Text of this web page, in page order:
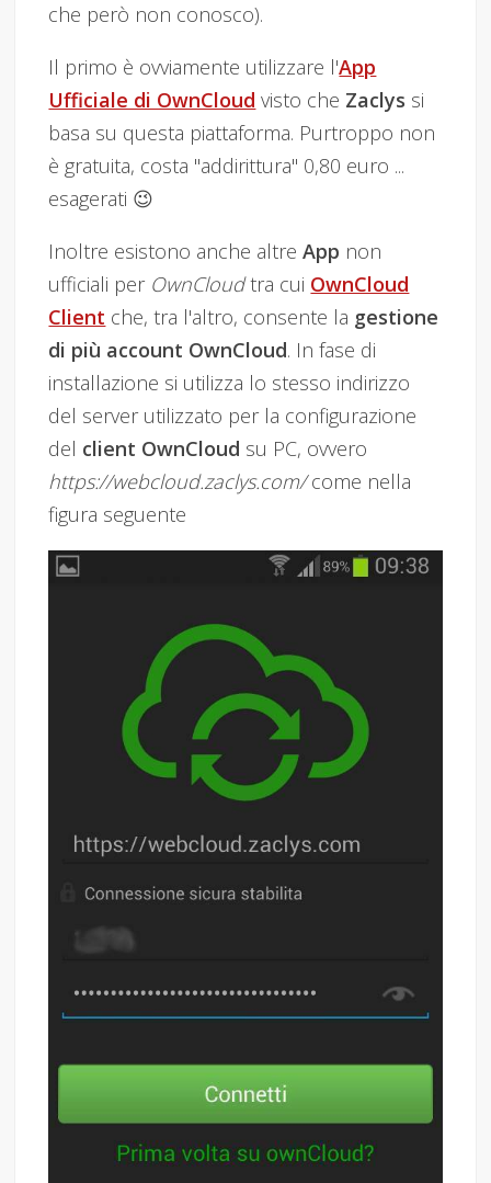
che però non conosco).
Il primo è ovviamente utilizzare l'App
Ufficiale di OwnCloud visto che Zaclys si
basa su questa piattaforma. Purtroppo non
è gratuita, costa "addirittura" 0,80 euro ...
esagerati 😉
Inoltre esistono anche altreApp non
ufficiali per OwnCloudtra cui OwnCloud
Client che, tra l'altro, consente la gestione
di più account OwnCloud. In fase di
installazione si utilizza lo stesso indirizzo
del server utilizzato per la configurazione
del client OwnCloud su PC, ovvero
https://webcloud.zaclys.com/come nella
figura seguente